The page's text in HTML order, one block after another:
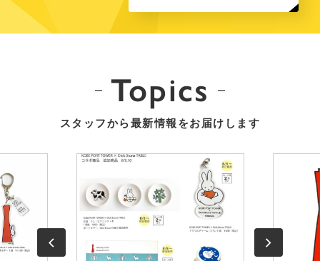
Topics
スタッフから最新情報をお届けします